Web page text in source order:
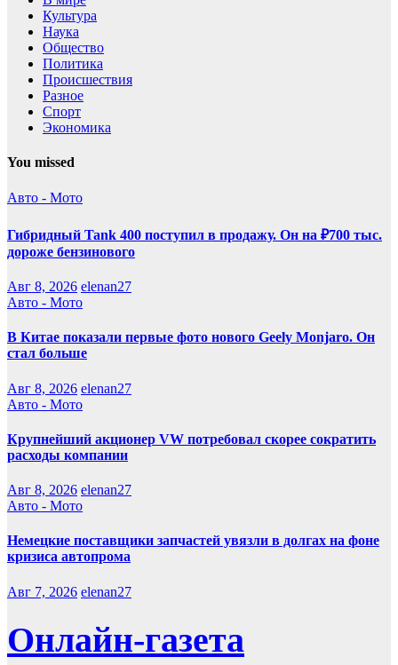
Культура
Наука
Общество
Политика
Происшествия
Разное
Спорт
Экономика
You missed
Авто - Мото
Гибридный Tank 400 поступил в продажу. Он на ₽700 тыс.
дороже бензинового
Авг 8, 2026 elenan27
Авто - Мото
В Китае показали первые фото нового Geely Monjaro. Он
стал больше
Авг 8, 2026 elenan27
Авто - Мото
Крупнейший акционер VW потребовал скорее сократить
расходы компании
Авг 8, 2026 elenan27
Авто - Мото
Немецкие поставщики запчастей увязли в долгах на фоне
кризиса автопрома
Авг 7, 2026 elenan27
Онлайн-газета